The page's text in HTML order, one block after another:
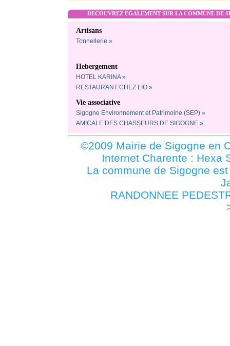
DECOUVREZ EGALEMENT SUR LA COMMUNE DE
Artisans
Tonnellerie »
Hebergement
HOTEL KARINA »
RESTAURANT CHEZ LIO »
Vie associative
Sigogne Environnement et Patrimoine (SEP) »
AMICALE DES CHASSEURS DE SIGOGNE »
©2009 Mairie de Sigogne en
Internet Charente : Hexa
La commune de Sigogne
RANDONNEE